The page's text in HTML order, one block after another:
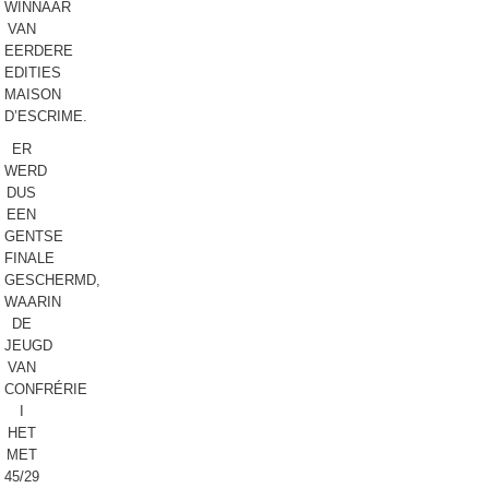
WINNAAR
VAN
EERDERE
EDITIES
MAISON
D’ESCRIME.
ER
WERD
DUS
EEN
GENTSE
FINALE
GESCHERMD,
WAARIN
DE
JEUGD
VAN
CONFRÉRIE
HET
MET
45/29